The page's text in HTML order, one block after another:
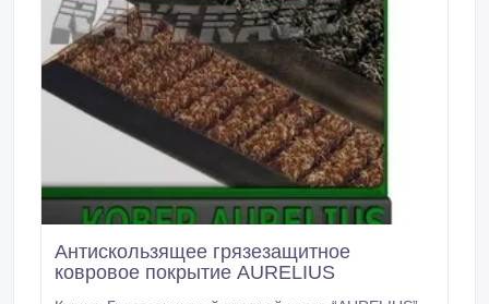
Антискользящее грязезащитное
ковровое покрытие AURELIUS